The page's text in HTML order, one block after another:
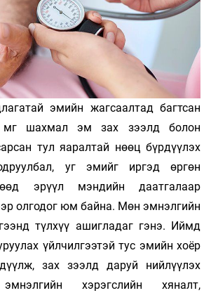
эмийн жагсаалтад багтсан
мг шахмал эм зах зээлд болон
тул яаралтай нөөц бүрдүүлэх
уг эмийг иргэд өргөн
эрүүл мэндийн даатгалаар
олгодог юм байна. Мөн эмнэлгийн
түлхүү ашигладаг гэнэ. Иймд
үйлчилгээтэй тус эмийн хоёр
зах зээлд даруй нийлүүлэх
хэрэгслийн хяналт,